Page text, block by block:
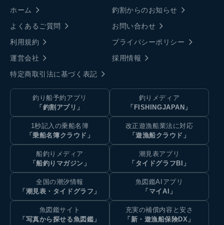
ホーム
釣割からのお知らせ
よくあるご質問
お問い合わせ
利用規約
プライバシーポリシー
運営会社
採用情報
特定商取引法に基づく表記
釣り船予約アプリ
「釣割アプリ」
釣りメディア
「FISHINGJAPAN」
1秒記入の乗船名簿
「乗船名簿クラウド」
改正遊漁船業法に対応
「遊漁船クラウド」
船釣りメディア
「船釣りマガジン」
潮見表アプリ
「タイドグラフBI」
全国の潮汐情報
「潮見表・タイドグラフ」
魚図鑑AIアプリ
「マイAI」
魚図鑑サイト
「写真から探せる魚図鑑」
充実の補償内容と安さ
「新・遊漁船保険DX」